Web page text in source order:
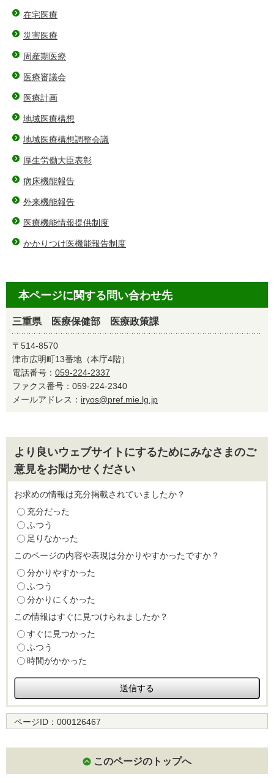
在宅医療
災害医療
周産期医療
医療審議会
医療計画
地域医療構想
地域医療構想調整会議
厚生労働大臣表彰
病床機能報告
外来機能報告
医療機能情報提供制度
かかりつけ医機能報告制度
本ページに関する問い合わせ先
三重県 医療保健部 医療政策課
〒514-8570
津市広明町13番地（本庁4階）
電話番号： 059-224-2337
ファクス番号：059-224-2340
メールアドレス： iryos@pref.mie.lg.jp
より良いウェブサイトにするためにみなさまのご
意見をお聞かせください
お求めの情報は充分掲載されていましたか？
充分だった
ふつう
足りなかった
このページの内容や表現は分かりやすかったですか？
分かりやすかった
ふつう
分かりにくかった
この情報はすぐに見つけられましたか？
すぐに見つかった
ふつう
時間がかかった
ページID： 000126467
このページのトップへ